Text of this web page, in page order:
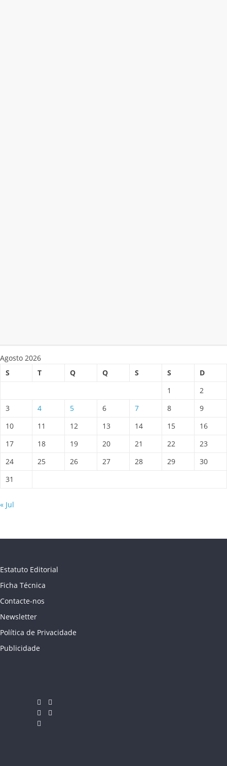
Agosto 2026
S
T Q Q S S
D
1
2
3
4 5 6 7 8
9
10
11 12 13 14 15
16
17
18 19 20 21 22
23
24
25 26 27 28 29
30
31
« Jul
Estatuto Editorial
Ficha Técnica
Contacte-nos
Newsletter
Política de Privacidade
Publicidade